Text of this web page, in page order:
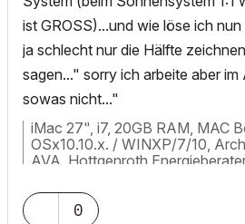
ist GROSS)...und wie löse ich
ja schlecht nur die Hälfte
sagen..." sorry ich arbeite aber
sowas nicht..."
iMac 27", i7, 20GB RAM, MAC
OSx10.10.x. / WINXP/7/10,
AVA, Hottgenroth
0